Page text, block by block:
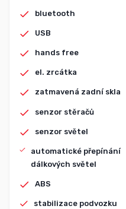
bluetooth
USB
hands free
el. zrcátka
zatmavená zadní skla
senzor stěračů
senzor světel
automatické přepínání
dálkových světel
ABS
stabilizace podvozku